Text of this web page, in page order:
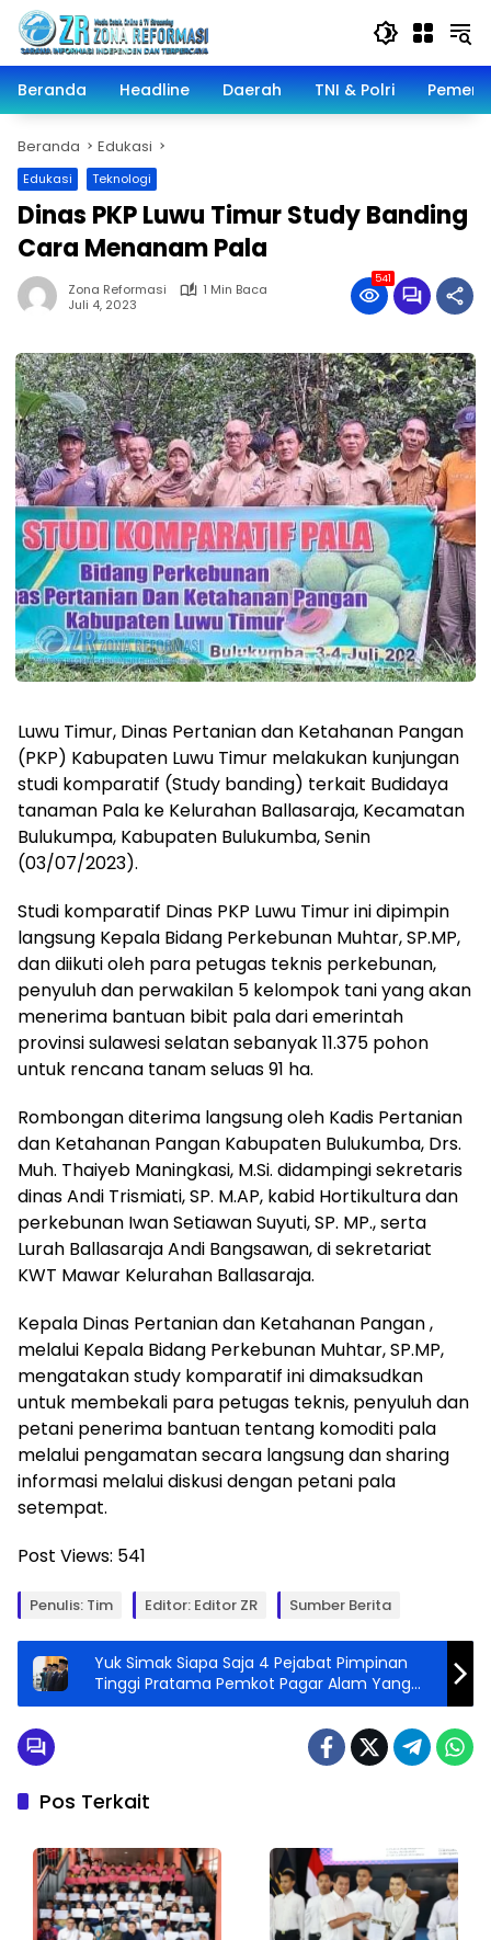
Langsung
konten
Beranda
Headline Daerah TNI & Polri
Beranda Edukasi
Edukasi Teknologi
Dinas PKP Luwu Timur Study Banding
Cara Menanam Pala
Zona Reformasi
1 Min Baca
Juli 4, 2023
541
Luwu Timur, Dinas Pertanian dan Ketahanan Pangan
(PKP) Kabupaten Luwu Timur melakukan kunjungan
studi komparatif (Study banding) terkait Budidaya
tanaman Pala ke Kelurahan Ballasaraja, Kecamatan
Bulukumpa, Kabupaten Bulukumba, Senin
(03/07/2023).
Studi komparatif Dinas PKP Luwu Timur ini dipimpin
langsung Kepala Bidang Perkebunan Muhtar, SP.MP,
dan diikuti oleh para petugas teknis perkebunan,
penyuluh dan perwakilan 5 kelompok tani yang akan
menerima bantuan bibit pala dari emerintah
provinsi sulawesi selatan sebanyak 11.375 pohon
untuk rencana tanam seluas 91 ha.
Rombongan diterima langsung oleh Kadis Pertanian
dan Ketahanan Pangan Kabupaten Bulukumba, Drs.
Muh. Thaiyeb Maningkasi, M.Si. didampingi sekretaris
dinas Andi Trismiati, SP. M.AP, kabid Hortikultura dan
perkebunan Iwan Setiawan Suyuti, SP. MP., serta
Lurah Ballasaraja Andi Bangsawan, di sekretariat
KWT Mawar Kelurahan Ballasaraja.
Kepala Dinas Pertanian dan Ketahanan Pangan ,
melalui Kepala Bidang Perkebunan Muhtar, SP.MP,
mengatakan study komparatif ini dimaksudkan
untuk membekali para petugas teknis, penyuluh dan
petani penerima bantuan tentang komoditi pala
melalui pengamatan secara langsung dan sharing
informasi melalui diskusi dengan petani pala
setempat.
Post Views: 541
Penulis: Tim Editor: Editor ZR Sumber Berita
Yuk Simak Siapa Saja 4 Pejabat Pimpinan
Tinggi Pratama Pemkot Pagar Alam Yang
Baru Saja Di Lantik Walikota
Pos Terkait